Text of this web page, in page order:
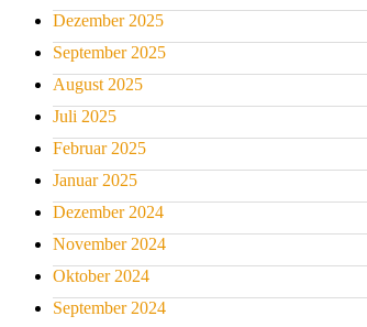
Dezember 2025
September 2025
August 2025
Juli 2025
Februar 2025
Januar 2025
Dezember 2024
November 2024
Oktober 2024
September 2024